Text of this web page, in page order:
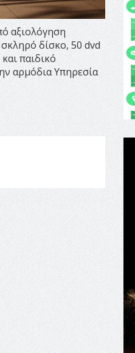
αξιολόγηση
δίσκο, 50 dvd
παιδικό
αρμόδια Υπηρεσία